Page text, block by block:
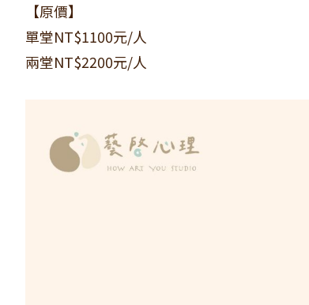
【原價】
單堂NT$1100元/人
兩堂NT$2200元/人